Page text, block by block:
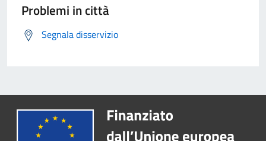
Problemi in città
Segnala disservizio